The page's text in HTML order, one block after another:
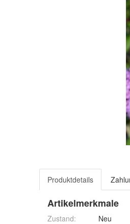
Produktdetails
Artikelmerkmale
Zustand: Neu